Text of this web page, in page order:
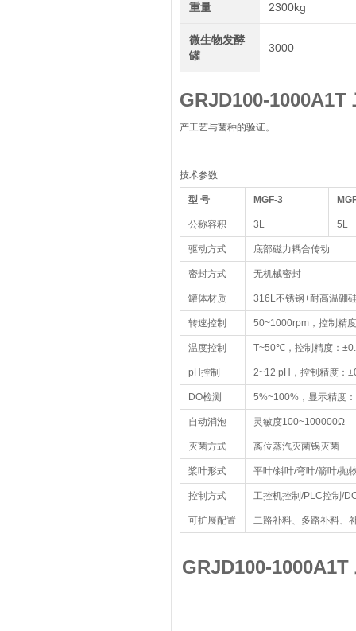
重量 2300kg
微生物发酵
罐
3000
GRJD100-1000A1T
产工艺与菌种的验证。
技术参数
型 号 MGF-3
公称容积 3L 5L
驱动方式 底部磁力耦合传动
密封方式 无机械密封
罐体材质 316L不锈钢+耐高温硼
转速控制 50~1000rpm，控制精
温度控制 T~50℃，控制精度：
pH控制 2~12 pH，控制精度：
DO检测 5%~100%，显示精度
自动消泡 灵敏度100~100000Ω
灭菌方式 离位蒸汽灭菌锅灭菌
桨叶形式 平叶/斜叶/弯叶/箭叶/抛
控制方式 工控机控制/PLC控制/
可扩展配置 二路补料、多路补料、
GRJD100-